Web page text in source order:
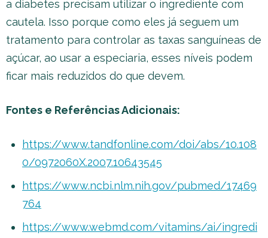
a diabetes precisam utilizar o ingrediente com
cautela. Isso porque como eles já seguem um
tratamento para controlar as taxas sanguíneas de
açúcar, ao usar a especiaria, esses níveis podem
ficar mais reduzidos do que devem.
Fontes e Referências Adicionais:
https://www.tandfonline.com/doi/abs/10.108
0/0972060X.2007.10643545
https://www.ncbi.nlm.nih.gov/pubmed/17469
764
https://www.webmd.com/vitamins/ai/ingredi